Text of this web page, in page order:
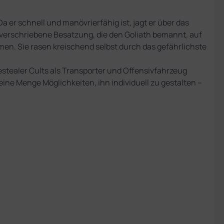
er schnell und manövrierfähig ist, jagt er über das
Besatzung, die den Goliath bemannt, auf
Sie rasen kreischend selbst durch das gefährlichste
Cults als Transporter und Offensivfahrzeug
Menge Möglichkeiten, ihn individuell zu gestalten –